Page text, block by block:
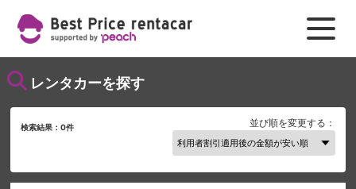
レンタカーを探す
検索結果：0件 並び順を変更する：